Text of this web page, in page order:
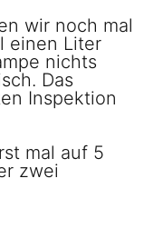
wir noch mal
einen Liter
nichts
Das
Inspektion
mal auf 5
zwei